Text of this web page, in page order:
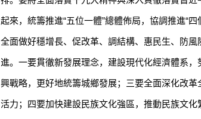
起來，統籌推進“五位一體”總體佈局，協調推進“
全面做好穩增長、促改革、調結構、惠民生、防
進。一要貫徹新發展理念，建設現代化經濟體系
興戰略，更好地統籌城鄉發展；三要全面深化改
活力；四要加快建設民族文化強區，推動民族文